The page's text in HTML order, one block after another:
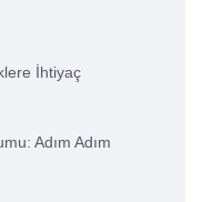
İhtiyaç
Adım Adım